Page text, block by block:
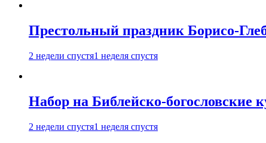
Престольный праздник Борисо-
2 недели спустя1 неделя спустя
Набор на Библейско-богословские
2 недели спустя1 неделя спустя